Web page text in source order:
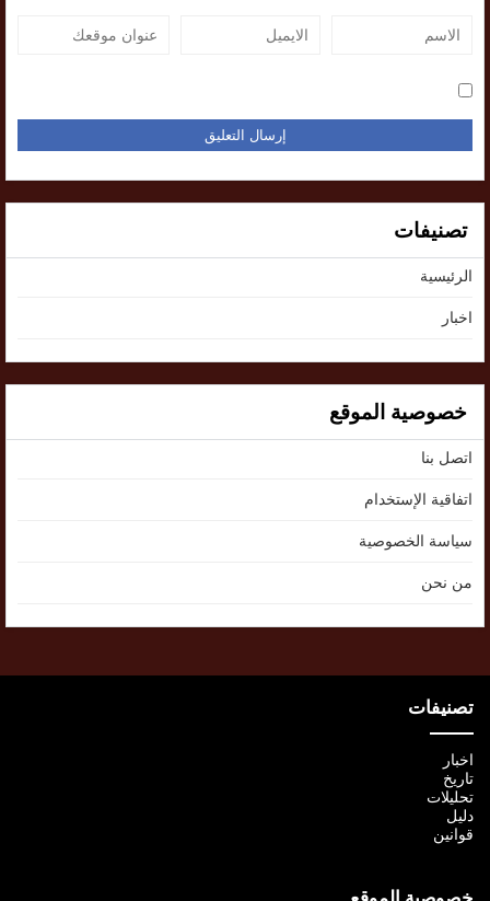
تصنيفات
الرئيسية
اخبار
خصوصية الموقع
اتصل بنا
اتفاقية الإستخدام
سياسة الخصوصية
من نحن
تصنيفات
اخبار
تاريخ
تحليلات
دليل
قوانين